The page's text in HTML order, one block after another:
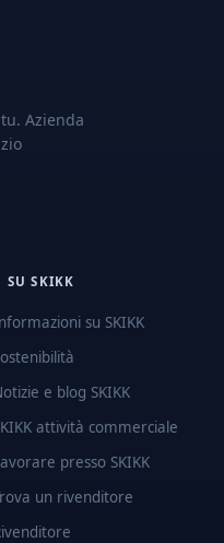
Azienda
SU SKIKK
su SKIKK
e blog SKIKK
attività commerciale
presso SKIKK
un rivenditore